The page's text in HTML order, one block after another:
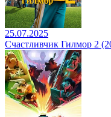
25.07.2025
Счастливчик Гилмор 2